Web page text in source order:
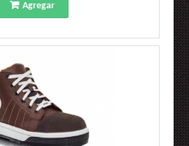
Agregar